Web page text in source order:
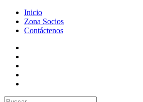
Inicio
Zona Socios
Contáctenos